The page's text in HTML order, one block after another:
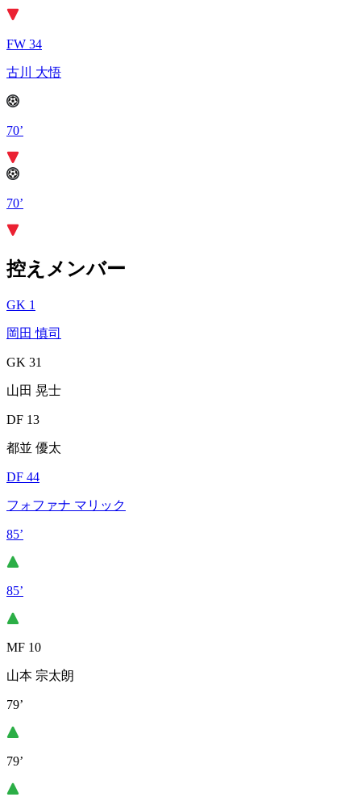
FW 34
古川 大悟
70’
70’
控えメンバー
GK 1
岡田 慎司
GK 31
山田 晃士
DF 13
都並 優太
DF 44
フォファナ マリック
85’
85’
MF 10
山本 宗太朗
79’
79’